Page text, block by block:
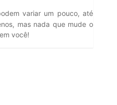
variar um pouco, até
mas nada que mude o
você!